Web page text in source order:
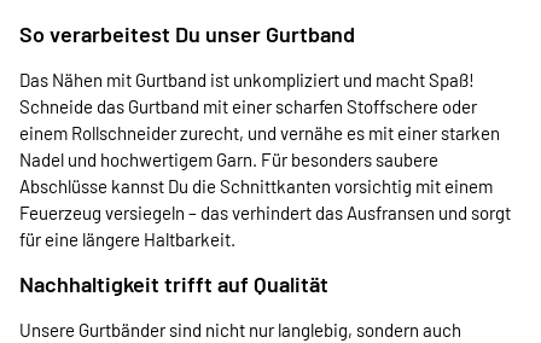
So verarbeitest Du unser Gurtband
Das Nähen mit Gurtband ist unkompliziert und macht Spaß!
Schneide das Gurtband mit einer scharfen Stoffschere oder
einem Rollschneider zurecht, und vernähe es mit einer starken
Nadel und hochwertigem Garn. Für besonders saubere
Abschlüsse kannst Du die Schnittkanten vorsichtig mit einem
Feuerzeug versiegeln – das verhindert das Ausfransen und sorgt
für eine längere Haltbarkeit.
Nachhaltigkeit trifft auf Qualität
Unsere Gurtbänder sind nicht nur langlebig, sondern auch